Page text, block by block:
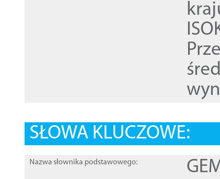
SŁOWA KLUCZOWE:
Nazwa słownika podstawowego: